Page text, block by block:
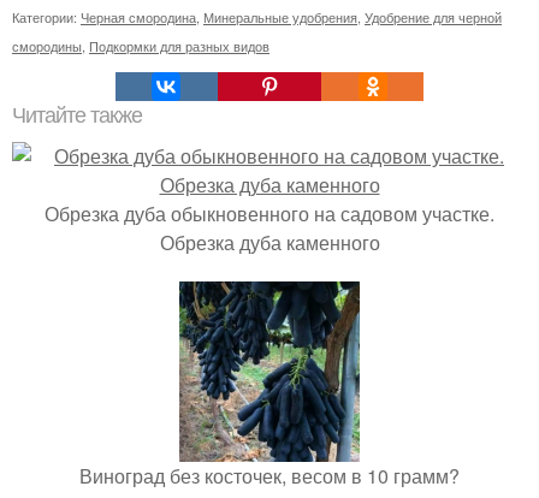
Категории: Черная смородина Минеральные удобрения Удобрение для черной
смородины Подкормки для разных видов
Читайте также
Обрезка дуба обыкновенного на садовом участке.
Обрезка дуба каменного
Виноград без косточек, весом в 10 грамм?